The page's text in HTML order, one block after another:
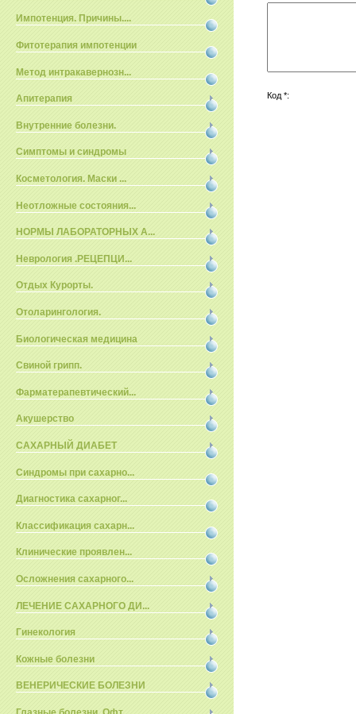
Импотенция. Причины....
Фитотерапия импотенции
Метод интракавернозн...
Апитерапия
Внутренние болезни.
Симптомы и синдромы
Косметология. Маски ...
Неотложные состояния...
НОРМЫ ЛАБОРАТОРНЫХ А...
Неврология .РЕЦЕПЦИ...
Отдых Курорты.
Отоларингология.
Биологическая медицина
Свиной грипп.
Фарматерапевтический...
Акушерство
САХАРНЫЙ ДИАБЕТ
Синдромы при сахарно...
Диагностика сахарног...
Классификация сахарн...
Клинические проявлен...
Осложнения сахарного...
ЛЕЧЕНИЕ САХАРНОГО ДИ...
Гинекология
Кожные болезни
ВЕНЕРИЧЕСКИЕ БОЛЕЗНИ
Код *: